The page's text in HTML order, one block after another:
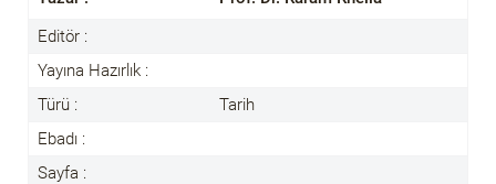
Editör :
Yayına Hazırlık :
Türü :
Tarih
Ebadı :
Sayfa :